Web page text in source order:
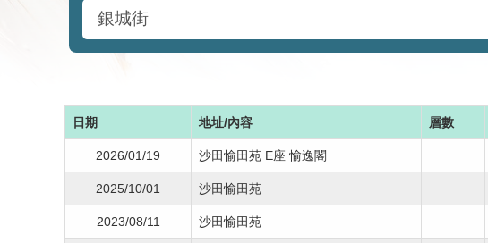
日期 地址/內容 層數
2026/01/19 沙田愉田苑 E座 愉逸閣
2025/10/01 沙田愉田苑
2023/08/11 沙田愉田苑